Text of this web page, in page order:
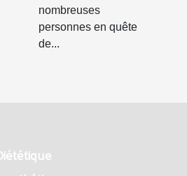
nombreuses
personnes en quête
de...